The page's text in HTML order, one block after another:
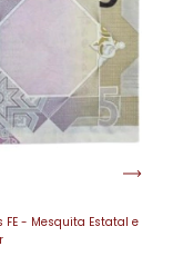
FE - Mesquita Estatal e